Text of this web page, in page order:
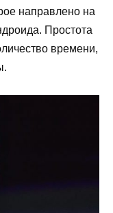
направлено на
Простота
времени,